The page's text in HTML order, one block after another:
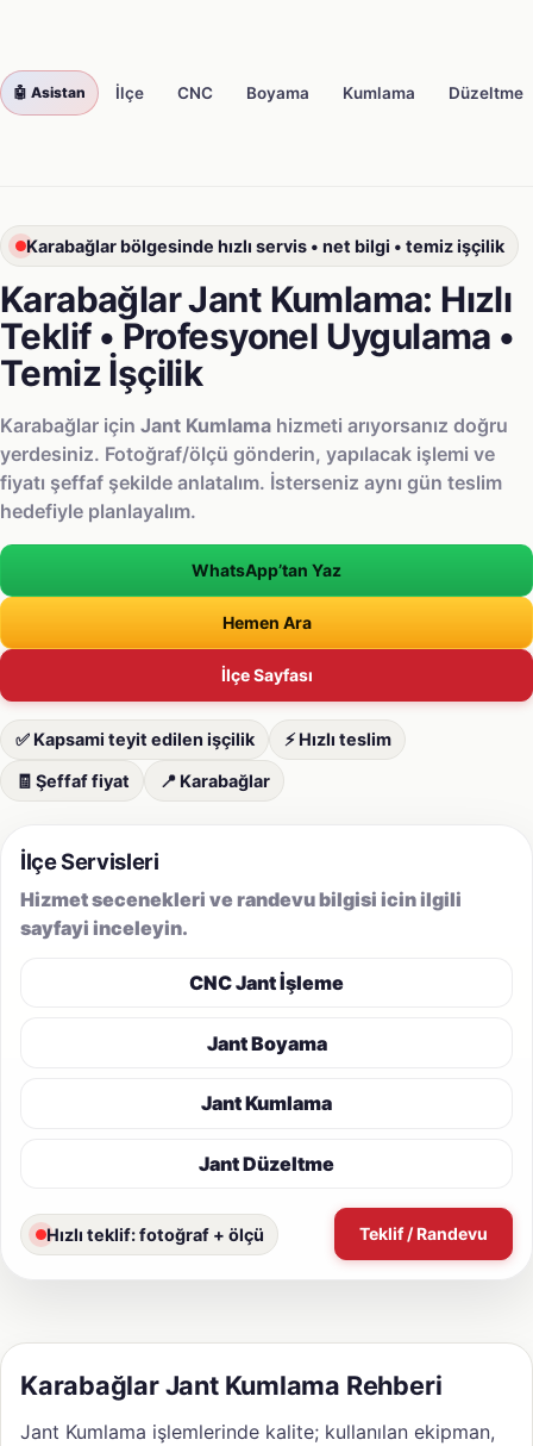
Avrupa Oto Buca
🤖 Asistan İlçe CNC Boyama Kumlama Düzeltme
Karabağlar bölgesinde hızlı servis • net bilgi • temiz işçilik
Karabağlar Jant Kumlama: Hızlı
Teklif • Profesyonel Uygulama •
Temiz İşçilik
Karabağlar için Jant Kumlama hizmeti arıyorsanız doğru
yerdesiniz. Fotoğraf/ölçü gönderin, yapılacak işlemi ve
fiyatı şeffaf şekilde anlatalım. İsterseniz aynı gün teslim
hedefiyle planlayalım.
WhatsApp’tan Yaz
Hemen Ara
İlçe Sayfası
✅ Kapsami teyit edilen işçilik ⚡ Hızlı teslim
🧾 Şeffaf fiyat 📍 Karabağlar
İlçe Servisleri
Hizmet secenekleri ve randevu bilgisi icin ilgili
sayfayi inceleyin.
CNC Jant İşleme
Jant Boyama
Jant Kumlama
Jant Düzeltme
Hızlı teklif: fotoğraf + ölçü Teklif / Randevu
Karabağlar Jant Kumlama Rehberi
Jant Kumlama işlemlerinde kalite; kullanılan ekipman,